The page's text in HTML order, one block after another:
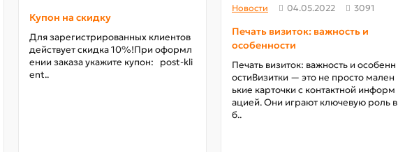
Купон на скидку
Для зарегистрированных клиентов
действует скидка 10%!При оформл
ении заказа укажите купон: post-kli
ent..
Новости 04.05.2022 3091
Печать визиток: важность и
особенности
Печать визиток: важность и особенн
остиВизитки — это не просто мален
ькие карточки с контактной информ
ацией. Они играют ключевую роль в
б..